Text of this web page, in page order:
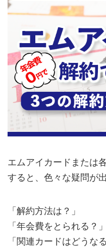
エムアイカードまたは
すると、色々な疑問が
「解約方法は？」
「年会費をとられる？」
「関連カードはどうな